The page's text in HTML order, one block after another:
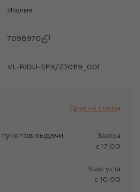
Италия
7098970
VL-RIDU-SPX/Z30119_001
Другой город
выдачи
Завтра
c 17:00
9 августа
c 10:00